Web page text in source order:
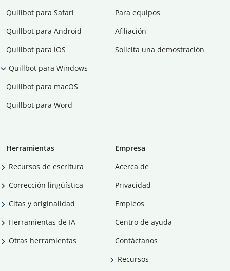
Quillbot para Safari
Quillbot para Android
Quillbot para iOS
Quillbot para Windows
Quillbot para macOS
Quillbot para Word
Para equipos
Afiliación
Solicita una demostración
Herramientas
Recursos de escritura
Corrección lingüística
Citas y originalidad
Herramientas de IA
Otras herramientas
Empresa
Acerca de
Privacidad
Empleos
Centro de ayuda
Contáctanos
Recursos